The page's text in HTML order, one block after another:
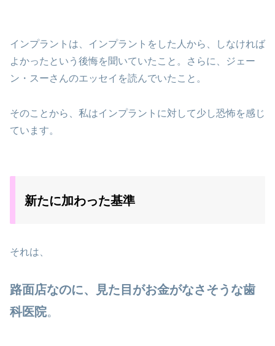
インプラントは、インプラントをした人から、しなければ
よかったという後悔を聞いていたこと。さらに、ジェー
ン・スーさんのエッセイを読んでいたこと。
そのことから、私はインプラントに対して少し恐怖を感じ
ています。
新たに加わった基準
それは、
路面店なのに、見た目がお金がなさそうな歯
科医院。